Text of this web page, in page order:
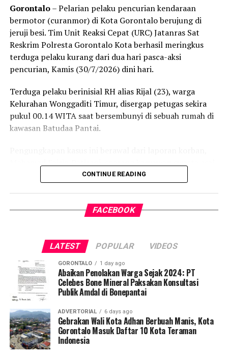
Kendati saat tim tiba di lokasi tidak ditemukan adanya
aktivitas penambangan yang tengah berjalan, seluruh
rangkaian kegiatan penyelidikan berlangsung aman,
kondusif, dan tanpa hambatan.
Kombes Pol. Maruly menegaskan, Polda Gorontalo tidak
Pihaknya kini tengah melakukan penelusuran mendalam
terhadap pihak-pihak yang terafiliasi dengan aktivitas
tambang ilegal tersebut.
pemilik lubang tambang, para pekerja di lapangan,
hingga pengelola tempat rendaman material,” pungkas
Gorontalo– Pelarian pelaku pencurian kendaraan
bermotor (curanmor) di Kota Gorontalo berujung di
jeruji besi. Tim Unit Reaksi Cepat (URC) Jatanras Sat
Reskrim Polresta Gorontalo Kota berhasil meringkus
terduga pelaku kurang dari dua hari pasca-aksi
pencurian, Kamis (30/7/2026) dini hari.
Terduga pelaku berinisial RH alias Rijal (23), warga
Kelurahan Wonggaditi Timur, disergap petugas sekira
pukul 00.14 WITA saat bersembunyi di sebuah rumah di
kawasan Batudaa Pantai.
Kelurahan Molosipat. Berdasarkan kronologi kejadian,
bekerja di Kelurahan Padebuolo, Kecamatan Kota Timur.
Korban yang sempat meninggalkan lokasi sebentar
untuk membeli rokok terkejut mendapati kendaraannya
sudah lenyap saat kembali.
Sadar menjadi korban pencurian, korban lantas
menghubungi atasannya, Kezia Kambey, untuk
memeriksa rekaman kamera pengawas (CCTV) gudang.
Hasil analisis rekaman menunjukkan sepeda motor
CONTINUE READING
FACEBOOK
LATEST POPULAR VIDEOS
GORONTALO 1 day ago
Abaikan Penolakan Warga Sejak 2024: PT
Celebes Bone Mineral Paksakan Konsultasi
Publik Amdal di Bonepantai
ADVERTORIAL 6 days ago
Gebrakan Wali Kota Adhan Berbuah Manis, Kota
Gorontalo Masuk Daftar 10 Kota Teraman
Indonesia